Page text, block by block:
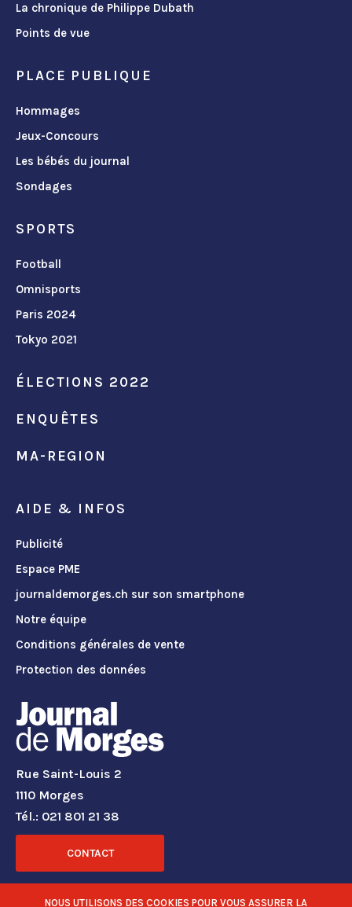
La chronique de Philippe Dubath
Points de vue
PLACE PUBLIQUE
Hommages
Jeux-Concours
Les bébés du journal
Sondages
SPORTS
Football
Omnisports
Paris 2024
Tokyo 2021
ÉLECTIONS 2022
ENQUÊTES
MA-REGION
AIDE & INFOS
Publicité
Espace PME
journaldemorges.ch sur son smartphone
Notre équipe
Conditions générales de vente
Protection des données
Rue Saint-Louis 2
1110 Morges
Tél.: 021 801 21 38
CONTACT
RÉSEAUX SOCIAUX
NOUS UTILISONS DES COOKIES POUR VOUS ASSURER LA